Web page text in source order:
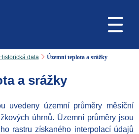
Historická data Územní teplota a srážky
a srážky
uvedeny územní průměry měsíční
úhrnů. Územní průměry jsou
rastru získaného interpolací údajů